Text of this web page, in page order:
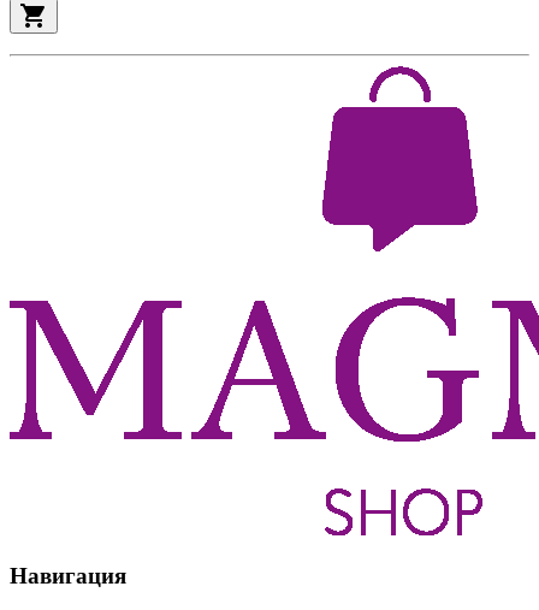
shopping_cart
Навигация